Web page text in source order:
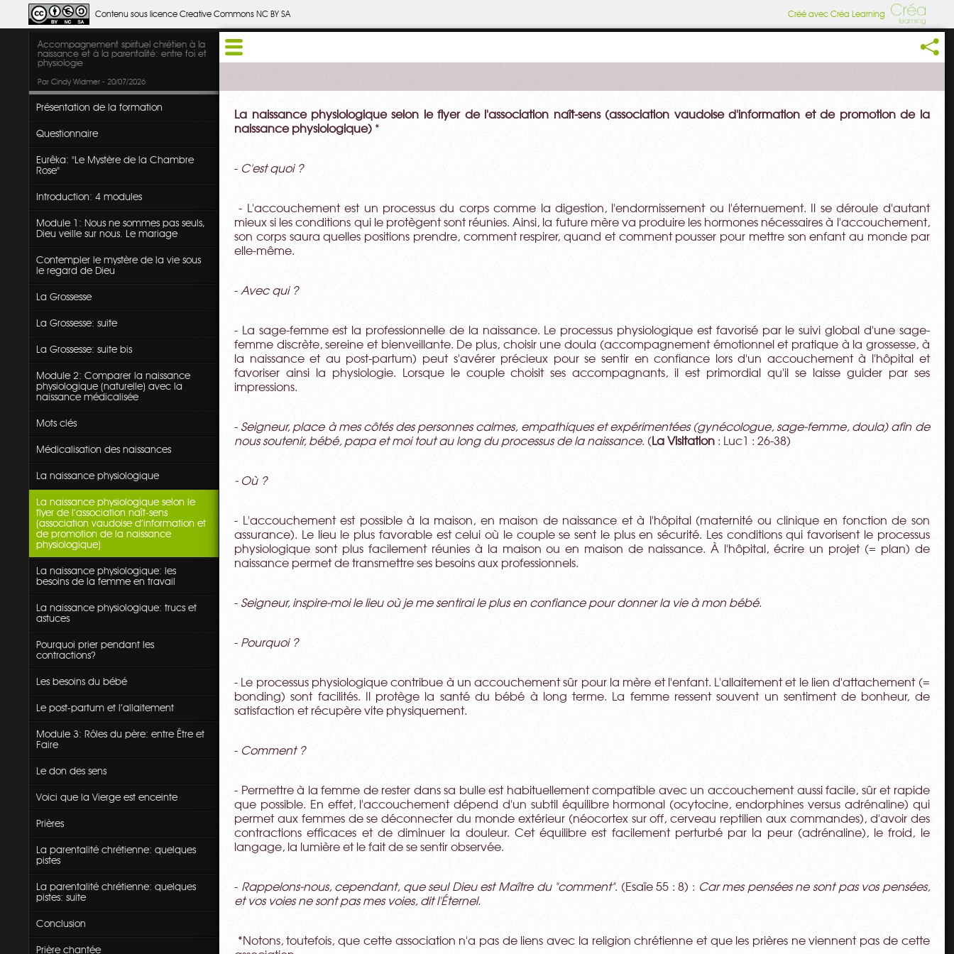
Contenu sous licence Creative Commons NC BY SA Créé avec Créa Learning
Accompagnement spirituel chrétien à la
naissance et à la parentalité: entre foi et
physiologie
Par Cindy Widmer - 20/07/2026
Présentation de la formation
Questionnaire
Eurêka: "Le Mystère de la Chambre
Rose"
Introduction: 4 modules
Module 1: Nous ne sommes pas seuls,
Dieu veille sur nous. Le mariage
Contempler le mystère de la vie sous
le regard de Dieu
La Grossesse
La Grossesse: suite
La Grossesse: suite bis
Module 2: Comparer la naissance
physiologique (naturelle) avec la
naissance médicalisée
Mots clés
Médicalisation des naissances
La naissance physiologique
La naissance physiologique selon le
flyer de l'association naît-sens
(association vaudoise d'information et
de promotion de la naissance
physiologique)
La naissance physiologique: les
besoins de la femme en travail
La naissance physiologique: trucs et
astuces
Pourquoi prier pendant les
contractions?
Les besoins du bébé
Le post-partum et l'allaitement
Module 3: Rôles du père: entre Être et
Faire
Le don des sens
Voici que la Vierge est enceinte
Prières
La parentalité chrétienne: quelques
pistes
La parentalité chrétienne: quelques
pistes: suite
Conclusion
Prière chantée
La naissance physiologique selon le flyer de l'association naît-sens (association vaudoise d'information et de promotion de la
naissance physiologique) *
- C'est quoi ?
- L'accouchement est un processus du corps comme la digestion, l'endormissement ou l'éternuement. Il se déroule d'autant
mieux si les conditions qui le protègent sont réunies. Ainsi, la future mère va produire les hormones nécessaires à l'accouchement,
son corps saura quelles positions prendre, comment respirer, quand et comment pousser pour mettre son enfant au monde par
elle-même.
- Avec qui ?
- La sage-femme est la professionnelle de la naissance. Le processus physiologique est favorisé par le suivi global d'une sage-
femme discrète, sereine et bienveillante. De plus, choisir une doula (accompagnement émotionnel et pratique à la grossesse, à
la naissance et au post-partum) peut s'avérer précieux pour se sentir en confiance lors d'un accouchement à l'hôpital et
favoriser ainsi la physiologie. Lorsque le couple choisit ses accompagnants, il est primordial qu'il se laisse guider par ses
impressions.
- Seigneur, place à mes côtés des personnes calmes, empathiques et expérimentées (gynécologue, sage-femme, doula) afin de
nous soutenir, bébé, papa et moi tout au long du processus de la naissance. (La Visitation : Luc1 : 26-38)
- Où ?
- L'accouchement est possible à la maison, en maison de naissance et à l'hôpital (maternité ou clinique en fonction de son
assurance). Le lieu le plus favorable est celui où le couple se sent le plus en sécurité. Les conditions qui favorisent le processus
physiologique sont plus facilement réunies à la maison ou en maison de naissance. À l'hôpital, écrire un projet (= plan) de
naissance permet de transmettre ses besoins aux professionnels.
- Seigneur, inspire-moi le lieu où je me sentirai le plus en confiance pour donner la vie à mon bébé.
- Pourquoi ?
- Le processus physiologique contribue à un accouchement sûr pour la mère et l'enfant. L'allaitement et le lien d'attachement (=
bonding) sont facilités. Il protège la santé du bébé à long terme. La femme ressent souvent un sentiment de bonheur, de
satisfaction et récupère vite physiquement.
- Comment ?
- Permettre à la femme de rester dans sa bulle est habituellement compatible avec un accouchement aussi facile, sûr et rapide
que possible. En effet, l'accouchement dépend d'un subtil équilibre hormonal (ocytocine, endorphines versus adrénaline) qui
permet aux femmes de se déconnecter du monde extérieur (néocortex sur off, cerveau reptilien aux commandes), d'avoir des
contractions efficaces et de diminuer la douleur. Cet équilibre est facilement perturbé par la peur (adrénaline), le froid, le
langage, la lumière et le fait de se sentir observée.
- Rappelons-nous, cependant, que seul Dieu est Maître du "comment". (Esaïe 55 : 8) : Car mes pensées ne sont pas vos pensées,
et vos voies ne sont pas mes voies, dit l'Éternel.
*Notons, toutefois, que cette association n'a pas de liens avec la religion chrétienne et que les prières ne viennent pas de cette